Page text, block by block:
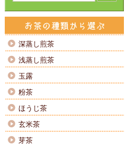
深蒸し煎茶
浅蒸し煎茶
玉露
粉茶
ほうじ茶
玄米茶
芽茶